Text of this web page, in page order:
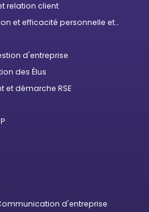
relation client
et efficacité personnelle et
d'entreprise
des Élus
et démarche RSE
d'entreprise